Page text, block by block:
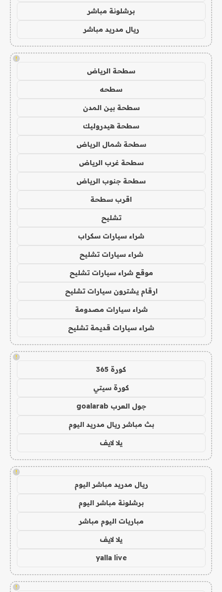
برشلونة مباشر
ريال مدريد مباشر
!
سطحة الرياض
سطحه
سطحة بين المدن
سطحة هيدروليك
سطحة شمال الرياض
سطحة غرب الرياض
سطحة جنوب الرياض
اقرب سطحة
تشليح
شراء سيارات سكراب
شراء سيارات تشليح
موقع شراء سيارات تشليح
ارقام يشترون سيارات تشليح
شراء سيارات مصدومة
شراء سيارات قديمة تشليح
!
كورة 365
كورة سيتي
جول العرب goalarab
بث مباشر ريال مدريد اليوم
يلا لايف
!
ريال مدريد مباشر اليوم
برشلونة مباشر اليوم
مباريات اليوم مباشر
يلا لايف
yalla live
!